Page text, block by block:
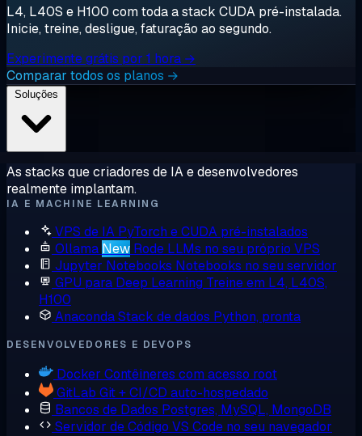
L4, L40S e H100 com toda a stack CUDA pré-instalada.
Inicie, treine, desligue, faturação ao segundo.
Experimente grátis por 1 hora →
Comparar todos os planos →
As stacks que criadores de IA e desenvolvedores
realmente implantam.
IA E MACHINE LEARNING
VPS de IA PyTorch e CUDA pré-instalados
Ollama New Rode LLMs no seu próprio VPS
Jupyter Notebooks Notebooks no seu servidor
GPU para Deep Learning Treine em L4, L40S,
H100
AnacondaStack de dados Python, pronta
DESENVOLVEDORES E DEVOPS
Docker Contêineres com acesso root
GitLab Git + CI/CD auto-hospedado
Bancos de Dados Postgres, MySQL, MongoDB
Servidor de Código VS Code no seu navegador